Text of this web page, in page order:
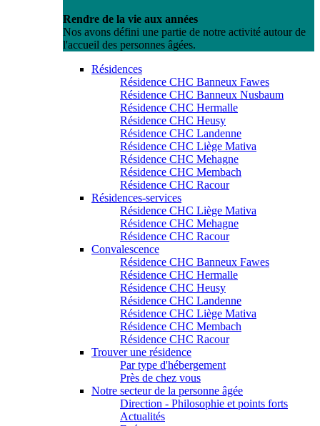
Rendre de la vie aux années
Nos avons défini une partie de notre activité autour de
l'accueil des personnes âgées.
Résidences
Résidence CHC Banneux Fawes
Résidence CHC Banneux Nusbaum
Résidence CHC Hermalle
Résidence CHC Heusy
Résidence CHC Landenne
Résidence CHC Liège Mativa
Résidence CHC Mehagne
Résidence CHC Membach
Résidence CHC Racour
Résidences-services
Résidence CHC Liège Mativa
Résidence CHC Mehagne
Résidence CHC Racour
Convalescence
Résidence CHC Banneux Fawes
Résidence CHC Hermalle
Résidence CHC Heusy
Résidence CHC Landenne
Résidence CHC Liège Mativa
Résidence CHC Membach
Résidence CHC Racour
Trouver une résidence
Par type d'hébergement
Près de chez vous
Notre secteur de la personne âgée
Direction - Philosophie et points forts
Actualités